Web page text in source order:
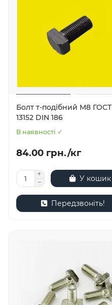
Болт т-подібний М8 ГОСТ
13152 DIN 186
В наявності ✓
84.00 грн./кг
У кошик
Передзвоніть!